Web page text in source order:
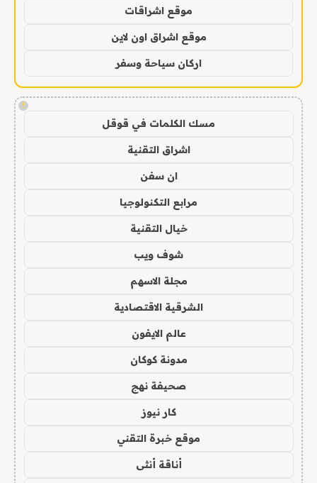
موقع اشراقات
موقع اشراق اون لاين
اركان سياحة وسفر
!
مسك الكلمات في قوقل
اشراق التقنية
ان سفن
مرابع التكنولوجيا
خيال التقنية
شوف ويب
مجلة الاسهم
الشرقية الاقتصادية
عالم الايفون
مدونة كوكان
صحيفة نهج
كار نيوز
موقع خبرة التقني
أناقة أنثى